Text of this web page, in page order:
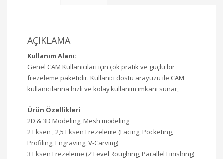
AÇIKLAMA
Kullanım Alanı:
Genel CAM Kullanıcıları için çok pratik ve güçlü bir
frezeleme paketidir. Kullanıcı dostu arayüzü ile CAM
kullanıcılarına hızlı ve kolay kullanım imkanı sunar,
Ürün Özellikleri
2D & 3D Modeling, Mesh modeling
2 Eksen , 2,5 Eksen Frezeleme (Facing, Pocketing,
Profiling, Engraving, V-Carving)
3 Eksen Frezeleme (Z Level Roughing, Parallel Finishing)